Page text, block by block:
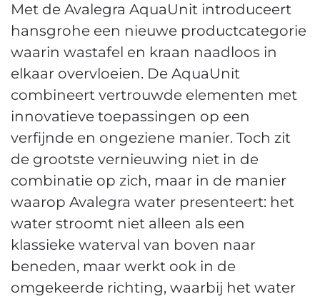
Met de Avalegra AquaUnit introduceert
hansgrohe een nieuwe productcategorie
waarin wastafel en kraan naadloos in
elkaar overvloeien. De AquaUnit
combineert vertrouwde elementen met
innovatieve toepassingen op een
verfijnde en ongeziene manier. Toch zit
de grootste vernieuwing niet in de
combinatie op zich, maar in de manier
waarop Avalegra water presenteert: het
water stroomt niet alleen als een
klassieke waterval van boven naar
beneden, maar werkt ook in de
omgekeerde richting, waarbij het water